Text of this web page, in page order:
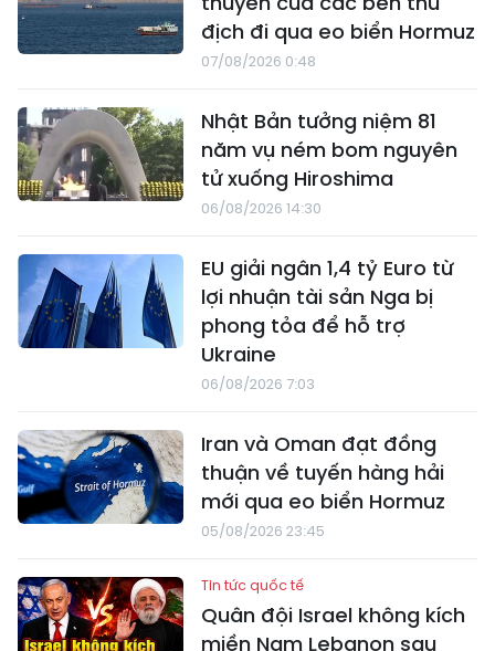
địch đi qua eo biển Hormuz
07/08/2026 0:48
Nhật Bản tưởng niệm 81
năm vụ ném bom nguyên
tử xuống Hiroshima
06/08/2026 14:30
EU giải ngân 1,4 tỷ Euro từ
lợi nhuận tài sản Nga bị
phong tỏa để hỗ trợ
Ukraine
06/08/2026 7:03
Iran và Oman đạt đồng
thuận về tuyến hàng hải
mới qua eo biển Hormuz
05/08/2026 23:45
Tin tức quốc tế
Quân đội Israel không kích
miền Nam Lebanon sau